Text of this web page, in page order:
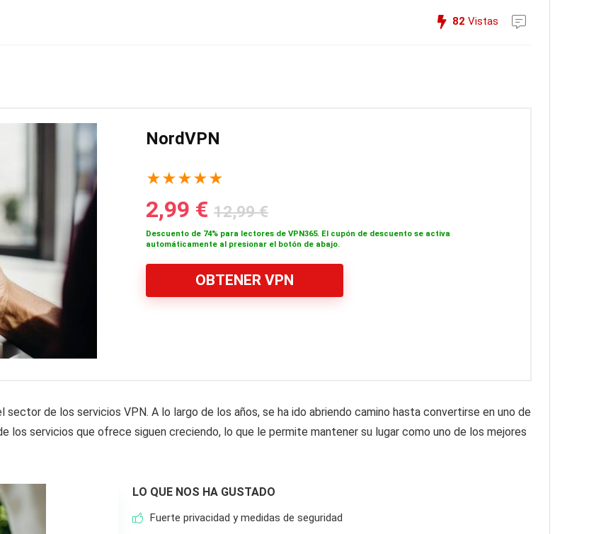
82 Vistas
NordVPN
★★★★★
2,99 € 12,99 €
Descuento de 74% para lectores de VPN365. El cupón de descuento se activa
automáticamente al presionar el botón de abajo.
OBTENER VPN
de los servicios VPN. A lo largo de los años, se ha ido abriendo camino hasta convertirse en uno de
los servicios que ofrece siguen creciendo, lo que le permite mantener su lugar como uno de los mejores
LO QUE NOS HA GUSTADO
Fuerte privacidad y medidas de seguridad